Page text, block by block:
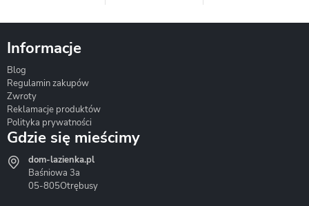
Hydrostop
Informacje
Blog
Regulamin zakupów
Zwroty
Reklamacje produktów
Polityka prywatności
Gdzie się mieścimy
dom-lazienka.pl
Baśniowa 3a
05-805Otrębusy